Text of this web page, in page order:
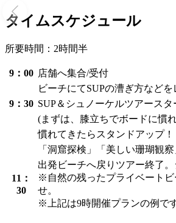
タイムスケジュール
所要時間：2時間半
9：00 店舗へ集合/受付
ビーチにてSUPの漕ぎ方など
9：30 SUP＆シュノーケルツアースタ
(まずは、膝立ちでボードに慣
慣れてきたらスタンドアップ！
「洞窟探検」「美しい珊瑚観
11：
30
出発ビーチへ戻りツアー終了
※自然の残ったプライベートビ
せ。
※上記は9時開催プランの例です